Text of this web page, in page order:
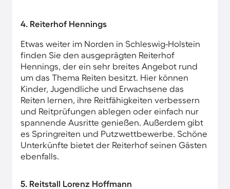
4. Reiterhof Hennings
Etwas weiter im Norden in Schleswig-Holstein
finden Sie den ausgeprägten Reiterhof
Hennings, der ein sehr breites Angebot rund
um das Thema Reiten besitzt. Hier können
Kinder, Jugendliche und Erwachsene das
Reiten lernen, ihre Reitfähigkeiten verbessern
und Reitprüfungen ablegen oder einfach nur
spannende Ausritte genießen. Außerdem gibt
es Springreiten und Putzwettbewerbe. Schöne
Unterkünfte bietet der Reiterhof seinen Gästen
ebenfalls.
5. Reitstall Lorenz Hoffmann